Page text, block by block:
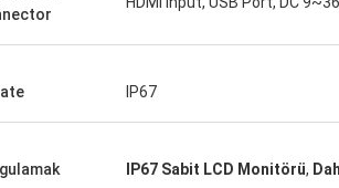
gömülü bilgisayar ürünlerinin geniş
IP67
IP67 Sabit LCD Monitörü,